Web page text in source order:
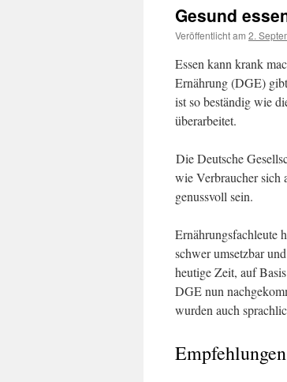
Gesund
Veröffentlicht am 2.
Essen kann krank
Ernährung (DGE)
ist so beständig wie
überarbeitet.
Die Deutsche
wie Verbraucher sich
genussvoll sein.
Ernährungsfachleute
schwer umsetzbar
heutige Zeit, auf
DGE nun
wurden auch